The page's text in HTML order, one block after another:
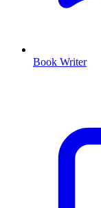
Book Writer